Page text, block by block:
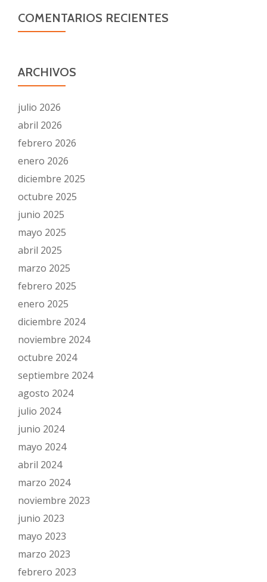
COMENTARIOS RECIENTES
ARCHIVOS
julio 2026
abril 2026
febrero 2026
enero 2026
diciembre 2025
octubre 2025
junio 2025
mayo 2025
abril 2025
marzo 2025
febrero 2025
enero 2025
diciembre 2024
noviembre 2024
octubre 2024
septiembre 2024
agosto 2024
julio 2024
junio 2024
mayo 2024
abril 2024
marzo 2024
noviembre 2023
junio 2023
mayo 2023
marzo 2023
febrero 2023